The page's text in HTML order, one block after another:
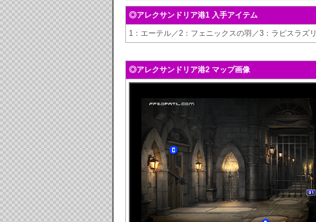
◎アレクサンドリア港1 入手アイテム
1：エーテル／2：フェニックスの羽／3：ラピスラズリ
◎アレクサンドリア港2 マップ画像